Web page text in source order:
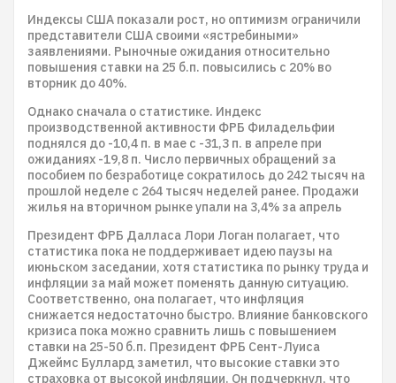
Индексы США показали рост, но оптимизм ограничили
представители США своими «ястребиными»
заявлениями. Рыночные ожидания относительно
повышения ставки на 25 б.п. повысились с 20% во
вторник до 40%.
Однако сначала о статистике. Индекс
производственной активности ФРБ Филадельфии
поднялся до -10,4 п. в мае с -31,3 п. в апреле при
ожиданиях -19,8 п. Число первичных обращений за
пособием по безработице сократилось до 242 тысяч на
прошлой неделе с 264 тысяч неделей ранее. Продажи
жилья на вторичном рынке упали на 3,4% за апрель
Президент ФРБ Далласа Лори Логан полагает, что
статистика пока не поддерживает идею паузы на
июньском заседании, хотя статистика по рынку труда и
инфляции за май может поменять данную ситуацию.
Соответственно, она полагает, что инфляция
снижается недостаточно быстро. Влияние банковского
кризиса пока можно сравнить лишь с повышением
ставки на 25-50 б.п. Президент ФРБ Сент-Луиса
Джеймс Буллард заметил, что высокие ставки это
страховка от высокой инфляции. Он подчеркнул, что